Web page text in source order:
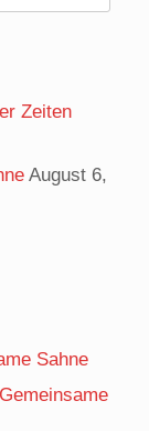
Zeiten
August 6,
Sahne